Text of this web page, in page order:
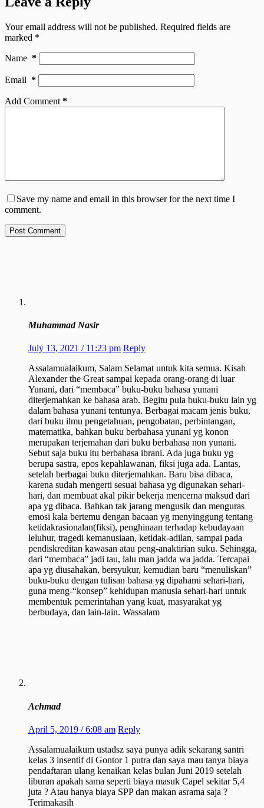
Your email address will not be published. Required fields are
marked *
Name *
Email *
Add Comment *
Save my name and email in this browser for the next time I
comment.
Post Comment
Muhammad Nasir
July 13, 2021 / 11:23 pm Reply
Assalamualaikum, Salam Selamat untuk kita semua. Kisah
Alexander the Great sampai kepada orang-orang di luar
Yunani, dari “membaca” buku-buku bahasa yunani
diterjemahkan ke bahasa arab. Begitu pula buku-buku lain yg
dalam bahasa yunani tentunya. Berbagai macam jenis buku,
dari buku ilmu pengetahuan, pengobatan, perbintangan,
matematika, bahkan buku berbahasa yunani yg konon
merupakan terjemahan dari buku berbahasa non yunani.
Sebut saja buku itu berbahasa ibrani. Ada juga buku yg
berupa sastra, epos kepahlawanan, fiksi juga ada. Lantas,
setelah berbagai buku diterjemahkan. Baru bisa dibaca,
karena sudah mengerti sesuai bahasa yg digunakan sehari-
hari, dan membuat akal pikir bekerja mencerna maksud dari
apa yg dibaca. Bahkan tak jarang mengusik dan menguras
emosi kala bertemu dengan bacaan yg menyinggung tentang
ketidakrasionalan(fiksi), penghinaan terhadap kebudayaan
leluhur, tragedi kemanusiaan, ketidak-adilan, sampai pada
pendiskreditan kawasan atau peng-anaktirian suku. Sehingga,
dari “membaca” jadi tau, lalu man jadda wa jadda. Tercapai
apa yg diusahakan, bersyukur, kemudian baru “menuliskan”
buku-buku dengan tulisan bahasa yg dipahami sehari-hari,
guna meng-“konsep” kehidupan manusia sehari-hari untuk
membentuk pemerintahan yang kuat, masyarakat yg
berbudaya, dan lain-lain. Wassalam
Achmad
April 5, 2019 / 6:08 am Reply
Assalamualaikum ustadsz saya punya adik sekarang santri
kelas 3 insentif di Gontor 1 putra dan saya mau tanya biaya
pendaftaran ulang kenaikan kelas bulan Juni 2019 setelah
liburan apakah sama seperti biaya masuk Capel sekitar 5,4
juta ? Atau hanya biaya SPP dan makan asrama saja ?
Terimakasih